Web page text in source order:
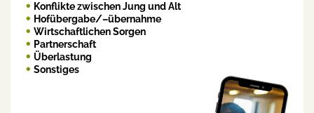
Konflikte zwischen Jung und Alt
Hofübergabe/–übernahme
Wirtschaftlichen Sorgen
Partnerschaft
Überlastung
Sonstiges